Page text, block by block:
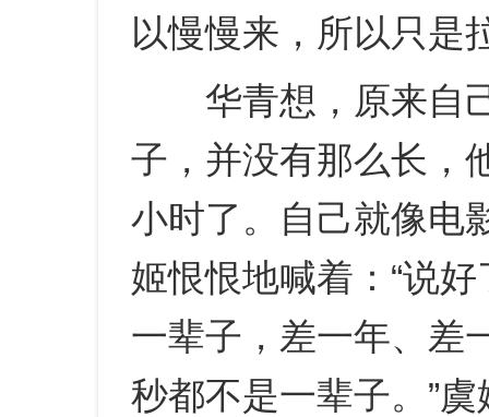
以慢慢来，所以只是
华青想，原来自己
子，并没有那么长，
小时了。自己就像电
姬恨恨地喊着：“说
一辈子，差一年、差
秒都不是一辈子。”